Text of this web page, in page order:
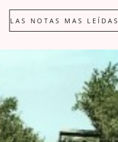
LAS NOTAS MAS LEÍDAS